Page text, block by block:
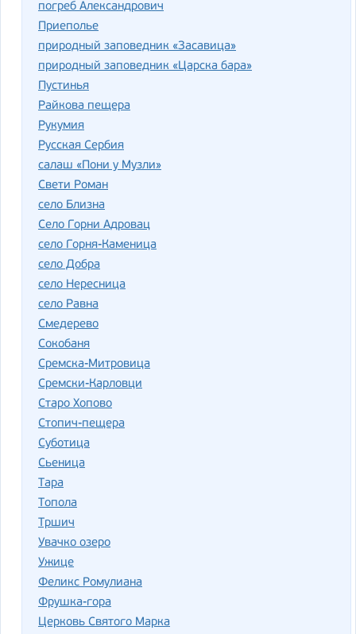
погреб Александрович
Приеполье
природный заповедник «Засавица»
природный заповедник «Царска бара»
Пустинья
Райкова пещера
Рукумия
Русская Сербия
салаш «Пони у Музли»
Свети Роман
село Близна
Село Горни Адровац
село Горня-Каменица
село Добра
село Нересница
село Равна
Смедерево
Сокобаня
Сремска-Митровица
Сремски-Карловци
Старо Хопово
Стопич-пещера
Суботица
Сьеница
Тара
Топола
Тршич
Увачко озеро
Ужице
Феликс Ромулиана
Фрушка-гора
Церковь Святого Марка